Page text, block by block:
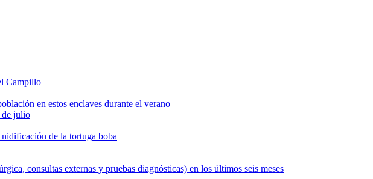
Campillo
en estos enclaves durante el verano
de julio
de la tortuga boba
consultas externas y pruebas diagnósticas) en los últimos seis meses